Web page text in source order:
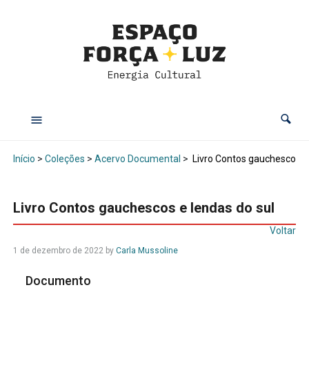
Início > Coleções > Acervo Documental > Livro Contos gauchescos
Livro Contos gauchescos e lendas do sul
Voltar
1 de dezembro de 2022by Carla Mussoline
Documento